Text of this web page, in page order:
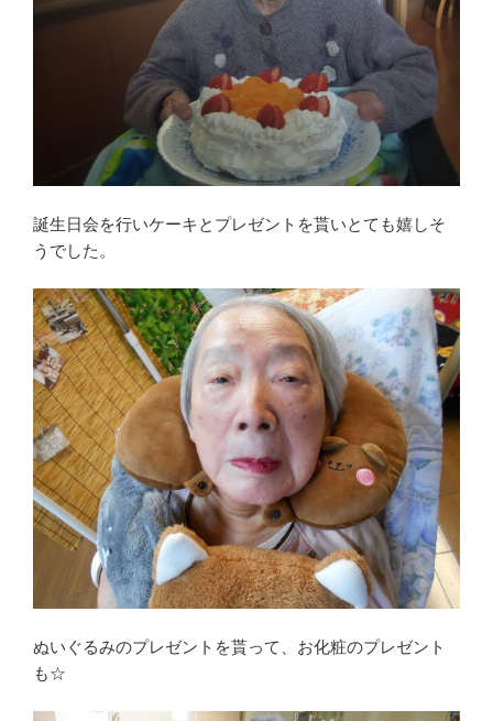
誕生日会を行いケーキとプレゼントを貰いとても嬉しそ
うでした。
ぬいぐるみのプレゼントを貰って、お化粧のプレゼント
も☆